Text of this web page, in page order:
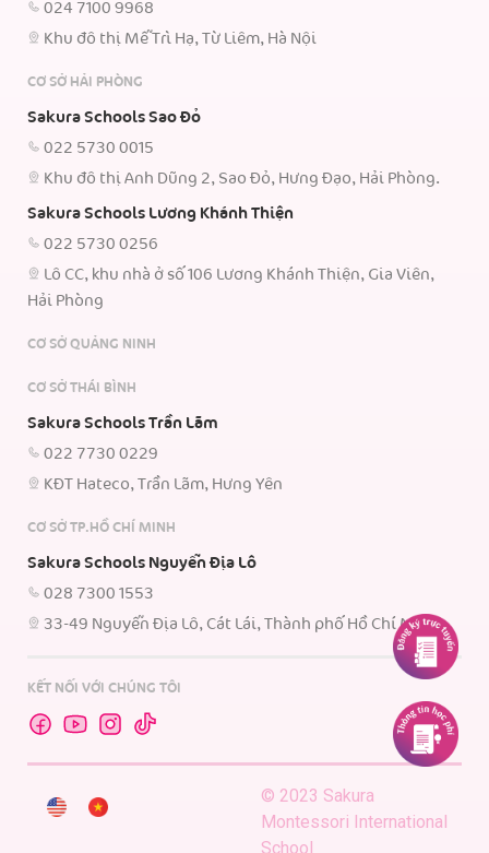
024 7100 9968
Khu đô thị Mễ Trì Hạ, Từ Liêm, Hà Nội
CƠ SỞ HẢI PHÒNG
Sakura Schools Sao Đỏ
022 5730 0015
Khu đô thị Anh Dũng 2, Sao Đỏ, Hưng Đạo, Hải Phòng.
Sakura Schools Lương Khánh Thiện
022 5730 0256
Lô CC, khu nhà ở số 106 Lương Khánh Thiện, Gia Viên,
Hải Phòng
CƠ SỞ QUẢNG NINH
CƠ SỞ THÁI BÌNH
Sakura Schools Trần Lãm
022 7730 0229
KĐT Hateco, Trần Lãm, Hưng Yên
CƠ SỞ TP.HỒ CHÍ MINH
Sakura Schools Nguyễn Địa Lô
028 7300 1553
33-49 Nguyễn Địa Lô, Cát Lái, Thành phố Hồ Chí Minh.
KẾT NỐI VỚI CHÚNG TÔI
© 2023 Sakura
Montessori International
School